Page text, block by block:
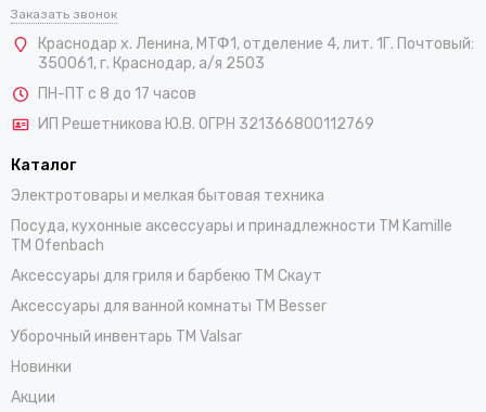
Заказать звонок
Краснодар х. Ленина, МТФ1, отделение 4, лит. 1Г. Почтовый:
350061, г. Краснодар, а/я 2503
ПН-ПТ с 8 до 17 часов
ИП Решетникова Ю.В. ОГРН 321366800112769
Каталог
Электротовары и мелкая бытовая техника
Посуда, кухонные аксессуары и принадлежности TM Kamille
TM Ofenbach
Аксессуары для гриля и барбекю TM Скаут
Аксессуары для ванной комнаты TM Besser
Уборочный инвентарь TM Valsar
Новинки
Акции